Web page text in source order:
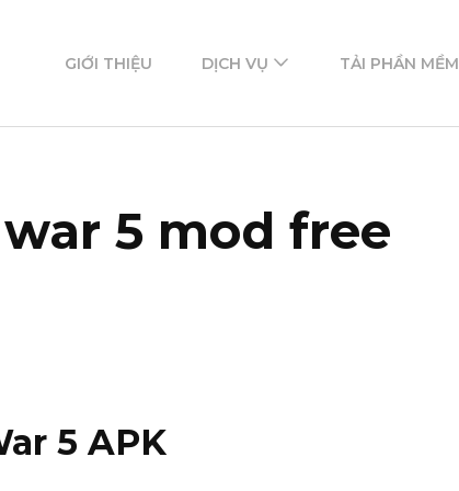
GIỚI THIỆU DỊCH VỤ TẢI PHẦN MỀM
5 mod free
5 APK